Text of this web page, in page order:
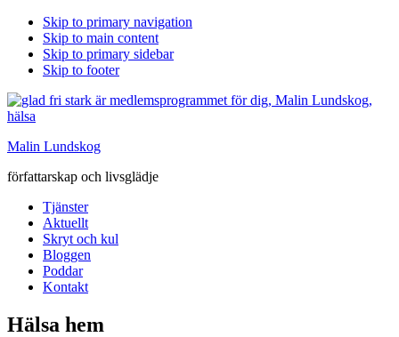
Skip to primary navigation
Skip to main content
Skip to primary sidebar
Skip to footer
Malin Lundskog
författarskap och livsglädje
Tjänster
Aktuellt
Skryt och kul
Bloggen
Poddar
Kontakt
Hälsa hem